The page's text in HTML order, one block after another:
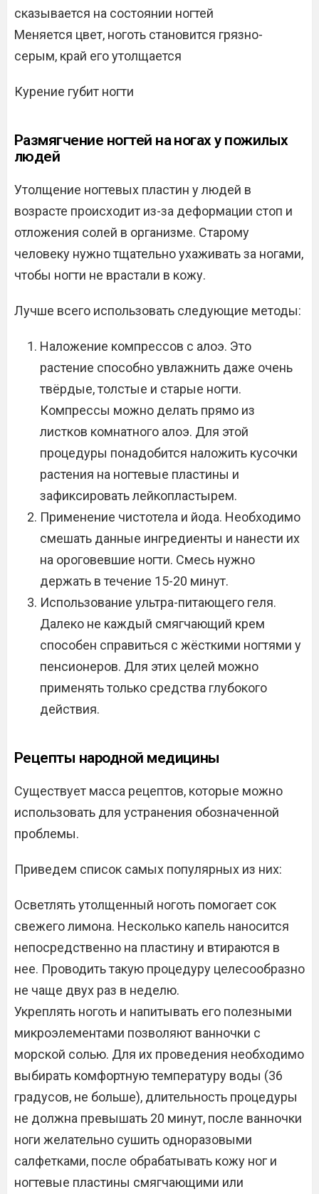
сказывается на состоянии ногтей
Меняется цвет, ноготь становится грязно-
серым, край его утолщается
Курение губит ногти
Размягчение ногтей на ногах у пожилых
людей
Утолщение ногтевых пластин у людей в
возрасте происходит из-за деформации стоп и
отложения солей в организме. Старому
человеку нужно тщательно ухаживать за ногами,
чтобы ногти не врастали в кожу.
Лучше всего использовать следующие методы:
Наложение компрессов с алоэ. Это
растение способно увлажнить даже очень
твёрдые, толстые и старые ногти.
Компрессы можно делать прямо из
листков комнатного алоэ. Для этой
процедуры понадобится наложить кусочки
растения на ногтевые пластины и
зафиксировать лейкопластырем.
Применение чистотела и йода. Необходимо
смешать данные ингредиенты и нанести их
на ороговевшие ногти. Смесь нужно
держать в течение 15-20 минут.
Использование ультра-питающего геля.
Далеко не каждый смягчающий крем
способен справиться с жёсткими ногтями у
пенсионеров. Для этих целей можно
применять только средства глубокого
действия.
Рецепты народной медицины
Существует масса рецептов, которые можно
использовать для устранения обозначенной
проблемы.
Приведем список самых популярных из них:
Осветлять утолщенный ноготь помогает сок
свежего лимона. Несколько капель наносится
непосредственно на пластину и втираются в
нее. Проводить такую процедуру целесообразно
не чаще двух раз в неделю.
Укреплять ноготь и напитывать его полезными
микроэлементами позволяют ванночки с
морской солью. Для их проведения необходимо
выбирать комфортную температуру воды (36
градусов, не больше), длительность процедуры
не должна превышать 20 минут, после ванночки
ноги желательно сушить одноразовыми
салфетками, после обрабатывать кожу ног и
ногтевые пластины смягчающими или